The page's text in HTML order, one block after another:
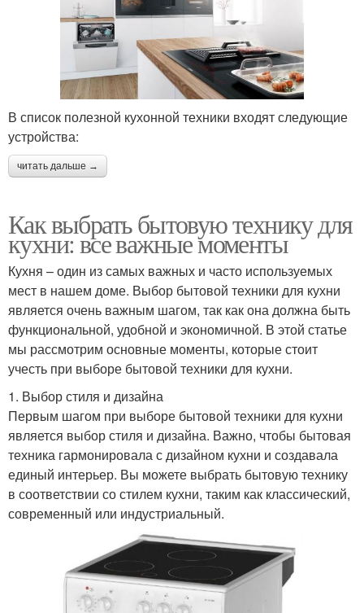
В список полезной кухонной техники входят следующие
устройства:
читать дальше →
Как выбрать бытовую технику для
кухни: все важные моменты
Кухня – один из самых важных и часто используемых
мест в нашем доме. Выбор бытовой техники для кухни
является очень важным шагом, так как она должна быть
функциональной, удобной и экономичной. В этой статье
мы рассмотрим основные моменты, которые стоит
учесть при выборе бытовой техники для кухни.
1. Выбор стиля и дизайна
Первым шагом при выборе бытовой техники для кухни
является выбор стиля и дизайна. Важно, чтобы бытовая
техника гармонировала с дизайном кухни и создавала
единый интерьер. Вы можете выбрать бытовую технику
в соответствии со стилем кухни, таким как классический,
современный или индустриальный.